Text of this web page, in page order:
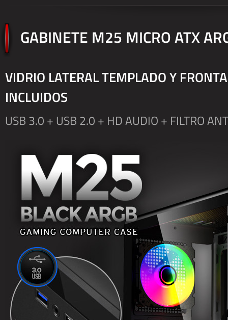
GABINETE M25 MICRO ATX
VIDRIO LATERAL TEMPLADO Y
INCLUIDOS
USB 3.0 + USB 2.0 + HD AUDIO + FILTRO